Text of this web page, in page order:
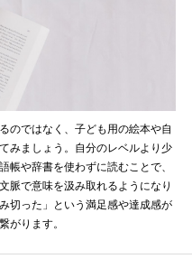
のではなく、子ども用の絵本や自
みましょう。自分のレベルより少
帳や辞書を使わずに読むことで、
脈で意味を汲み取れるようになり
切った」という満足感や達成感が
がります。